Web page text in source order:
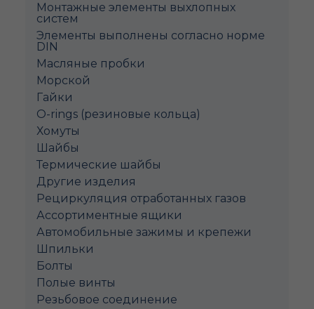
Монтажные элементы выхлопных
систем
Элементы выполнены согласно норме
DIN
Масляные пробки
Морской
Гайки
O-rings (резиновые кольца)
Хомуты
Шайбы
Термические шайбы
Другие изделия
Рециркуляция отработанных газов
Ассортиментные ящики
Автомобильные зажимы и крепежи
Шпильки
Болты
Полые винты
Pезьбовое соединение